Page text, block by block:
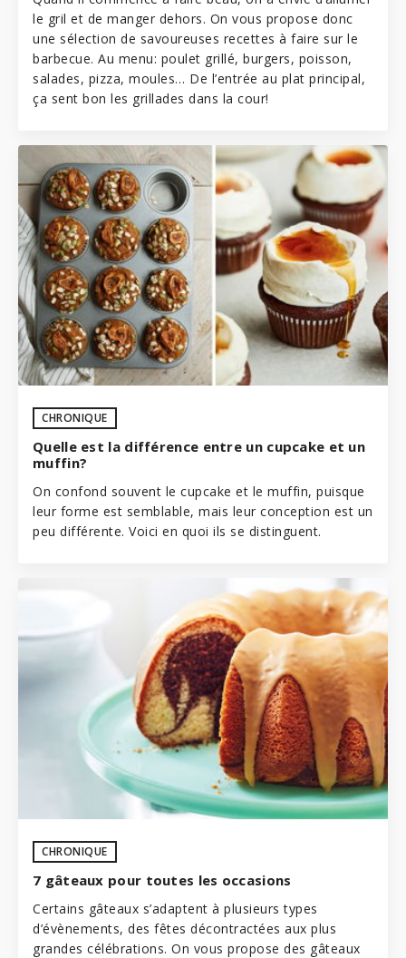
le gril et de manger dehors. On vous propose donc
une sélection de savoureuses recettes à faire sur le
barbecue. Au menu: poulet grillé, burgers, poisson,
salades, pizza, moules… De l’entrée au plat principal,
ça sent bon les grillades dans la cour!
CHRONIQUE
Quelle est la différence entre un cupcake et un
muffin?
On confond souvent le cupcake et le muffin, puisque
leur forme est semblable, mais leur conception est un
peu différente. Voici en quoi ils se distinguent.
CHRONIQUE
7 gâteaux pour toutes les occasions
Certains gâteaux s’adaptent à plusieurs types
d’évènements, des fêtes décontractées aux plus
grandes célébrations. On vous propose des gâteaux